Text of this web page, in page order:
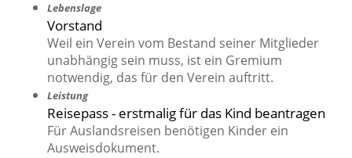
Lebenslage
Vorstand
Weil ein Verein vom Bestand seiner Mitglieder
unabhängig sein muss, ist ein Gremium
notwendig, das für den Verein auftritt.
Leistung
Reisepass - erstmalig für das Kind beantragen
Für Auslandsreisen benötigen Kinder ein
Ausweisdokument.